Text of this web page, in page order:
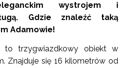
wystrojem i
Gdzie znaleźć taką
Adamowie!
to trzygwiazdkowy obiekt w
Znajduje się 16 kilometrów od